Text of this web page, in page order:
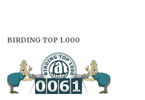
BIRDING TOP 1.000